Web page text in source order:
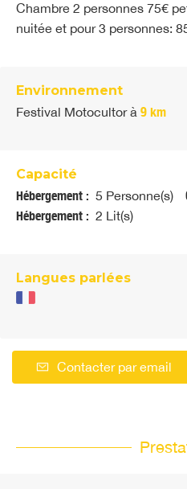
Chambre 2 personnes 75€
nuitée et pour 3 personnes:
Environnement
Festival Motocultorà 9 km
Capacité
Hébergement : 5 Personne(s)
Hébergement : 2 Lit(s)
Langues parlées
Contacter par email